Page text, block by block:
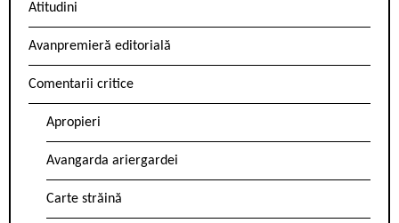
Atitudini
Avanpremieră editorială
Comentarii critice
Apropieri
Avangarda ariergardei
Carte străină